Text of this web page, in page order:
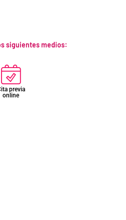
siguientes medios:
previa
online